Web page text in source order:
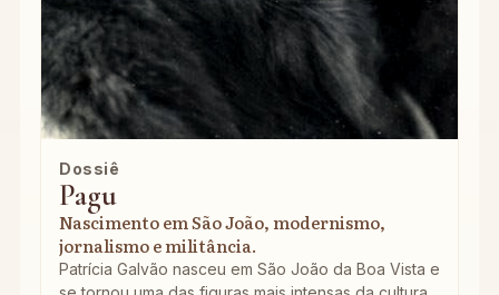
Dossiê
Pagu
Nascimento em São João, modernismo,
jornalismo e militância.
Patrícia Galvão nasceu em São João da Boa Vista e